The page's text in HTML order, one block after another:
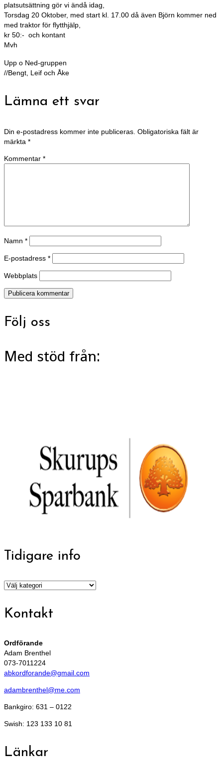
platsutsättning gör vi ändå idag,
Torsdag 20 Oktober, med start kl. 17.00 då även Björn kommer ned
med traktor för flytthjälp,
kr 50:- och kontant
Mvh
Upp o Ned-gruppen
//Bengt, Leif och Åke
Lämna ett svar
Din e-postadress kommer inte publiceras. Obligatoriska fält är
märkta *
Kommentar *
Namn *
E-postadress *
Webbplats
Följ oss
Med stöd från:
Tidigare info
Tidigare
Kontakt
Ordförande
Adam Brenthel
073-7011224
abkordforande@gmail.com
adambrenthel@me.com
Bankgiro: 631 – 0122
Swish: 123 133 10 81
Länkar